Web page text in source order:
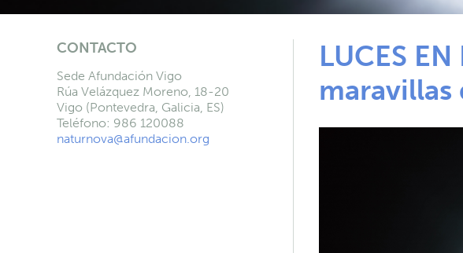
LUCES
maravillas
CONTACTO
Sede Afundación Vigo
Rúa Velázquez Moreno, 18-20
Vigo (Pontevedra, Galicia, ES)
Teléfono: 986 120088
naturnova@afundacion.org